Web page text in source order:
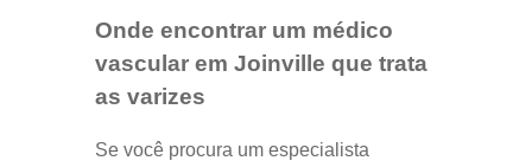
Onde encontrar um médico
vascular em Joinville que trata
as varizes
Se você procura um especialista